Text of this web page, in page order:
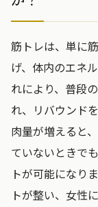
筋トレは、単に
げ、体内のエネ
れにより、普段
れ、リバウンド
肉量が増えると
ていないときで
トが可能になり
トが整い、女性